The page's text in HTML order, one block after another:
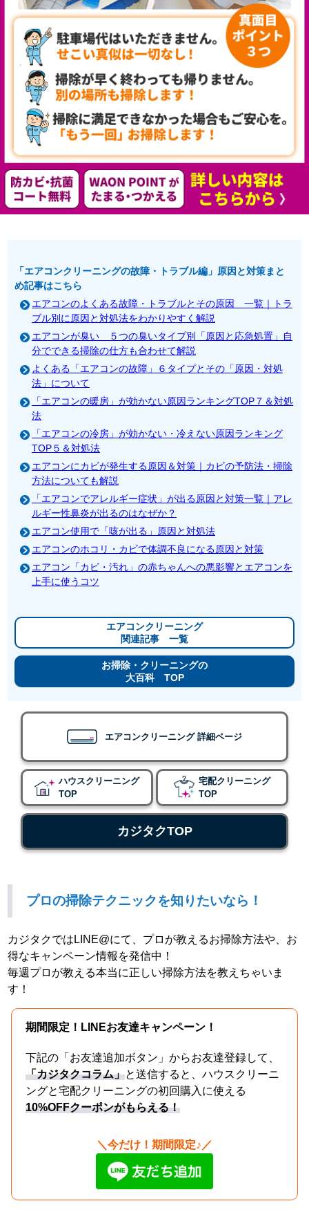
「エアコンクリーニングの故障・トラブル編」原因と対策まと
め記事はこちら
エアコンのよくある故障・トラブルとその原因 一覧｜トラ
ブル別に原因と対処法をわかりやすく解説
エアコンが臭い ５つの臭いタイプ別「原因と応急処置」自
分でできる掃除の仕方も合わせて解説
よくある「エアコンの故障」６タイプとその「原因・対処
法」について
「エアコンの暖房」が効かない原因ランキングTOP７＆対処
法
「エアコンの冷房」が効かない・冷えない原因ランキング
TOP５＆対処法
エアコンにカビが発生する原因＆対策｜カビの予防法・掃除
方法についても解説
「エアコンでアレルギー症状」が出る原因と対策一覧｜アレ
ルギー性鼻炎が出るのはなぜか？
エアコン使用で「咳が出る」原因と対処法
エアコンのホコリ・カビで体調不良になる原因と対策
エアコン「カビ・汚れ」の赤ちゃんへの悪影響とエアコンを
上手に使うコツ
エアコンクリーニング
関連記事 一覧
お掃除・クリーニングの
大百科 TOP
エアコンクリーニング 詳細ページ
ハウスクリーニング
TOP
宅配クリーニング
TOP
カジタクTOP
プロの掃除テクニックを知りたいなら！
カジタクではLINE@にて、プロが教えるお掃除方法や、お
得なキャンペーン情報を発信中！
毎週プロが教える本当に正しい掃除方法を教えちゃいま
す！
期間限定！LINEお友達キャンペーン！
下記の「お友達追加ボタン」からお友達登録して、
「カジタクコラム」と送信すると、ハウスクリーニ
ングと宅配クリーニングの初回購入に使える
10%OFFクーポンがもらえる！
＼今だけ！期間限定♪／